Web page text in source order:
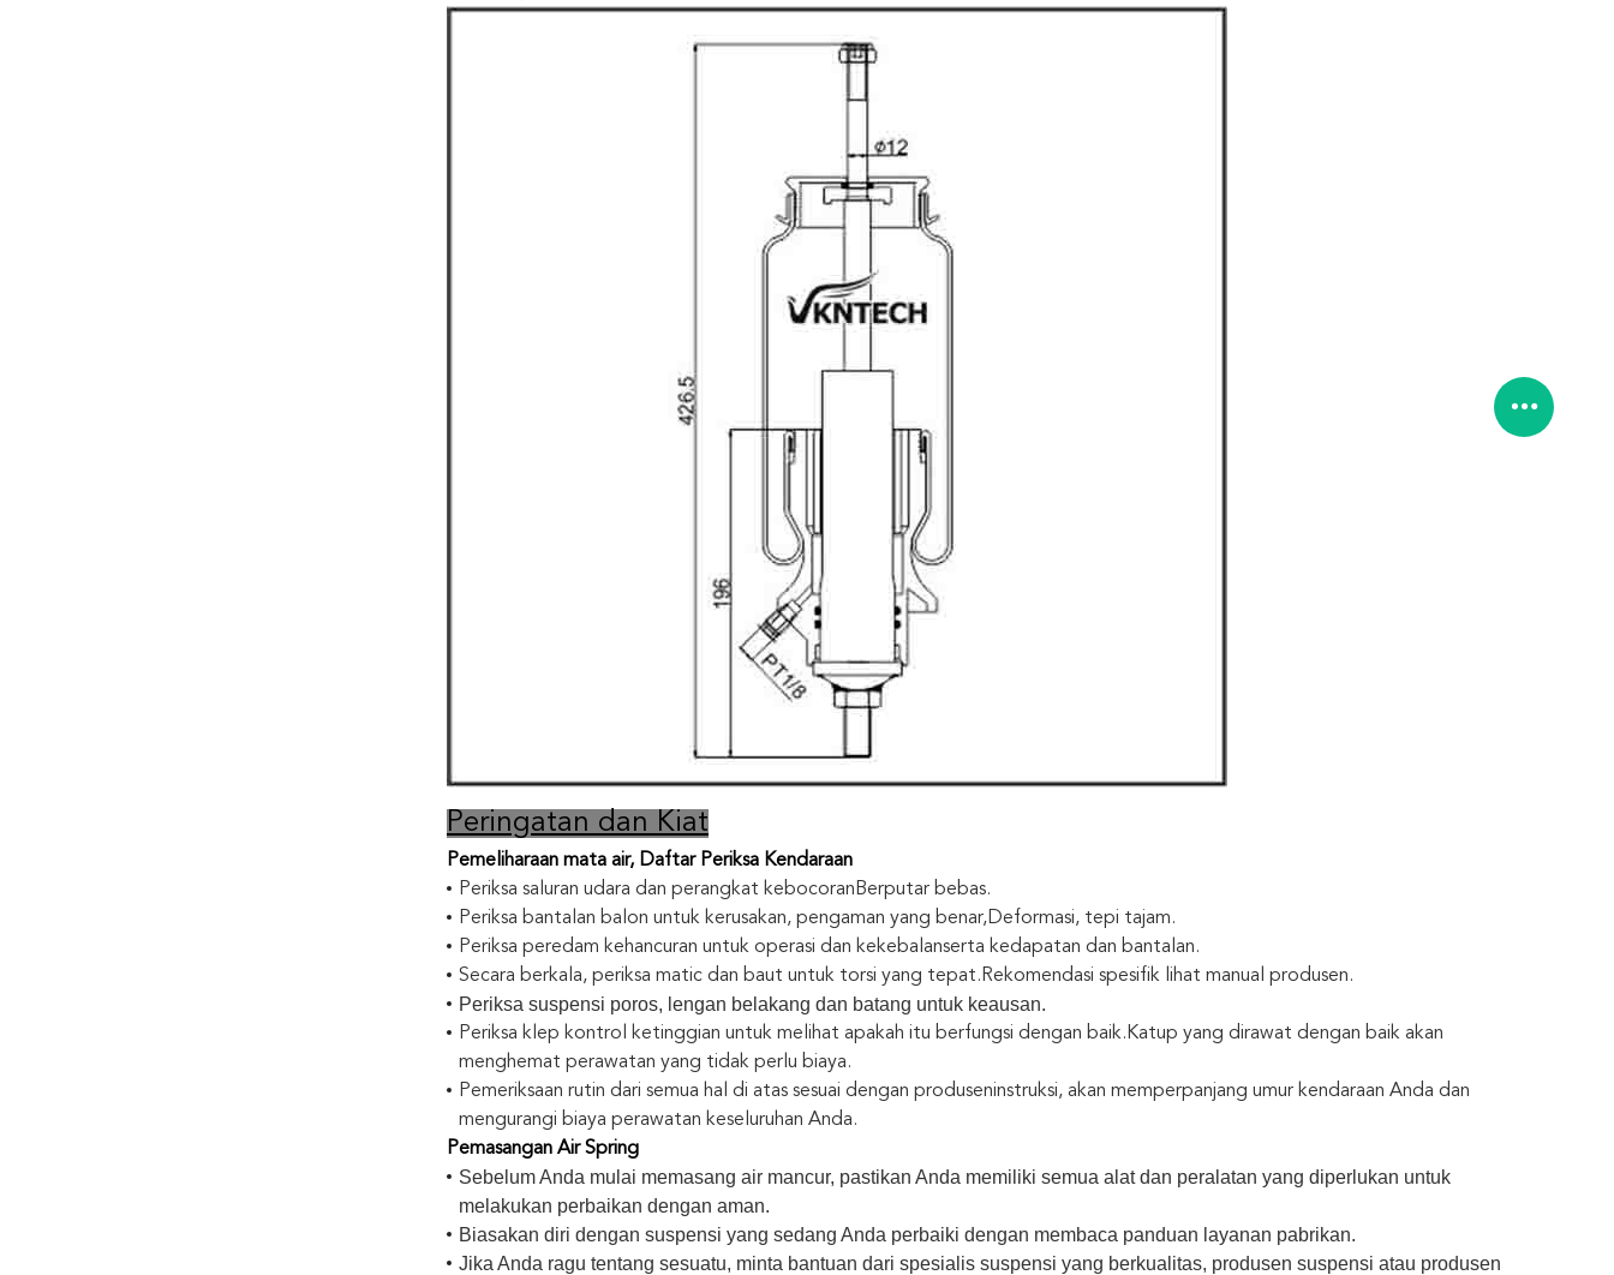
Peringatan dan Kiat
Pemeliharaan mata air, Daftar Periksa Kendaraan
Periksa saluran udara dan perangkat kebocoran Berputar bebas.
Periksa bantalan balon untuk kerusakan, pengaman yang benar,Deformasi, tepi tajam.
Periksa peredam kehancuran untuk operasi dan kekebalanserta kedapatan dan bantalan.
Secara berkala, periksa matic dan baut untuk torsi yang tepat. Rekomendasi spesifik lihat manual produsen.
Periksa suspensi poros, lengan belakang dan batang untuk keausan.
Periksa klep kontrol ketinggian untuk melihat apakah itu berfungsi dengan baik. Katup yang dirawat dengan baik akan
menghemat perawatan yang tidak perlu biaya.
Pemeriksaan rutin dari semua hal di atas sesuai dengan produseninstruksi, akan memperpanjang umur kendaraan Anda dan
mengurangi biaya perawatan keseluruhan Anda.
Pemasangan Air Spring
Sebelum Anda mulai memasang air mancur, pastikan Anda memiliki semua alat dan peralatan yang diperlukan untuk
melakukan perbaikan dengan aman.
Biasakan diri dengan suspensi yang sedang Anda perbaiki dengan membaca panduan layanan pabrikan.
Jika Anda ragu tentang sesuatu, minta bantuan dari spesialis suspensi yang berkualitas, produsen suspensi atau produsen